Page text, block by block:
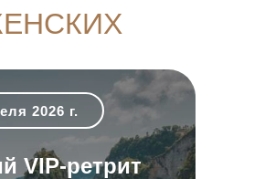
VIP-ретрит
2026 г.